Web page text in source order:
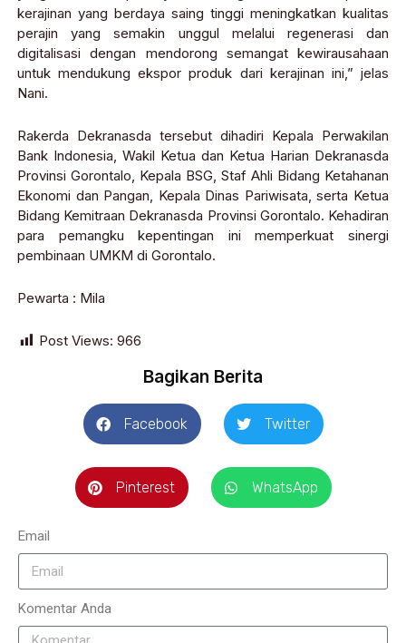
kerajinan yang berdaya saing tinggi meningkatkan kualitas
perajin yang semakin unggul melalui regenerasi dan
digitalisasi dengan mendorong semangat kewirausahaan
untuk mendukung ekspor produk dari kerajinan ini,” jelas
Nani.
Rakerda Dekranasda tersebut dihadiri Kepala Perwakilan
Bank Indonesia, Wakil Ketua dan Ketua Harian Dekranasda
Provinsi Gorontalo, Kepala BSG, Staf Ahli Bidang Ketahanan
Ekonomi dan Pangan, Kepala Dinas Pariwisata, serta Ketua
Bidang Kemitraan Dekranasda Provinsi Gorontalo. Kehadiran
para pemangku kepentingan ini memperkuat sinergi
pembinaan UMKM di Gorontalo.
Pewarta : Mila
Post Views: 966
Bagikan Berita
Facebook Twitter
Pinterest WhatsApp
Email
Komentar Anda